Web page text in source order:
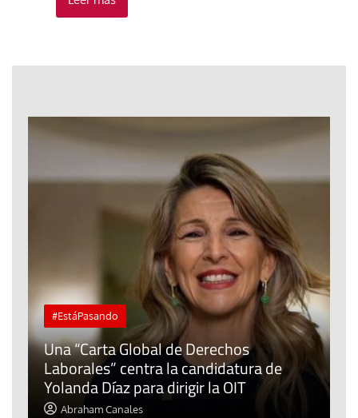
#EstáPasando
Una “Carta Global de Derechos
Laborales” centra la candidatura de
Yolanda Díaz para dirigir la OIT
Abraham Canales